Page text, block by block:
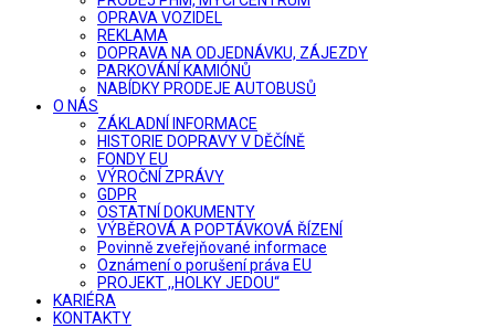
OPRAVA VOZIDEL
REKLAMA
DOPRAVA NA ODJEDNÁVKU, ZÁJEZDY
PARKOVÁNÍ KAMIÓNŮ
NABÍDKY PRODEJE AUTOBUSŮ
O NÁS
ZÁKLADNÍ INFORMACE
HISTORIE DOPRAVY V DĚČÍNĚ
FONDY EU
VÝROČNÍ ZPRÁVY
GDPR
OSTATNÍ DOKUMENTY
VÝBĚROVÁ A POPTÁVKOVÁ ŘÍZENÍ
Povinně zveřejňované informace
Oznámení o porušení práva EU
PROJEKT ,,HOLKY JEDOU“
KARIÉRA
KONTAKTY